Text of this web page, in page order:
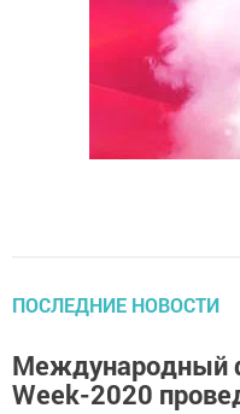
ПОСЛЕДНИЕ НОВОСТИ
Международный
Week-2020